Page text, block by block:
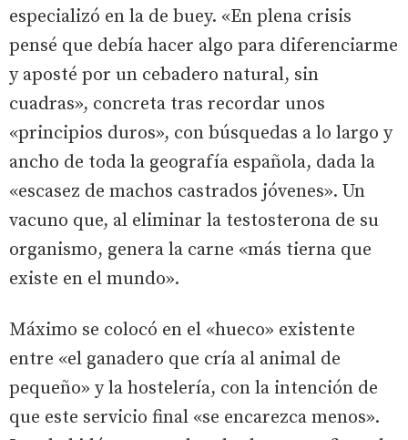
especializó en la de buey. «En plena crisis
pensé que debía hacer algo para diferenciarme
y aposté por un cebadero natural, sin
cuadras», concreta tras recordar unos
«principios duros», con búsquedas a lo largo y
ancho de toda la geografía española, dada la
«escasez de machos castrados jóvenes». Un
vacuno que, al eliminar la testosterona de su
organismo, genera la carne «más tierna que
existe en el mundo».
Máximo se colocó en el «hueco» existente
entre «el ganadero que cría al animal de
pequeño» y la hostelería, con la intención de
que este servicio final «se encarezca menos».